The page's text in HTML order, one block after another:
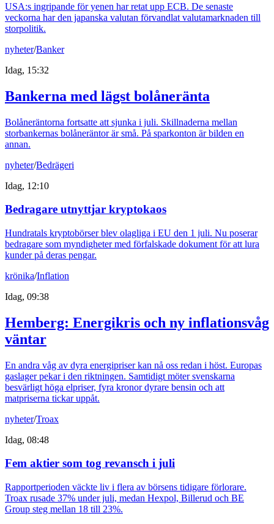
USA:s ingripande för yenen har retat upp ECB. De senaste
veckorna har den japanska valutan förvandlat valutamarknaden till
storpolitik.
nyheter/Banker
Idag, 15:32
Bankerna med lägst bolåneränta
Bolåneräntorna fortsatte att sjunka i juli. Skillnaderna mellan
storbankernas bolåneräntor är små. På sparkonton är bilden en
annan.
nyheter/Bedrägeri
Idag, 12:10
Bedragare utnyttjar kryptokaos
Hundratals kryptobörser blev olagliga i EU den 1 juli. Nu poserar
bedragare som myndigheter med förfalskade dokument för att lura
kunder på deras pengar.
krönika/Inflation
Idag, 09:38
Hemberg: Energikris och ny inflationsvåg
väntar
En andra våg av dyra energipriser kan nå oss redan i höst. Europas
gaslager pekar i den riktningen. Samtidigt möter svenskarna
besvärligt höga elpriser, fyra kronor dyrare bensin och att
matpriserna tickar uppåt.
nyheter/Troax
Idag, 08:48
Fem aktier som tog revansch i juli
Rapportperioden väckte liv i flera av börsens tidigare förlorare.
Troax rusade 37% under juli, medan Hexpol, Billerud och BE
Group steg mellan 18 till 23%.